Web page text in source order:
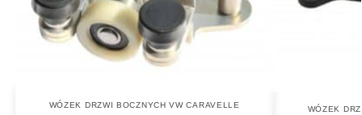
WÓZEK DRZWI BOCZNYCH VW CARAVELLE WÓZEK